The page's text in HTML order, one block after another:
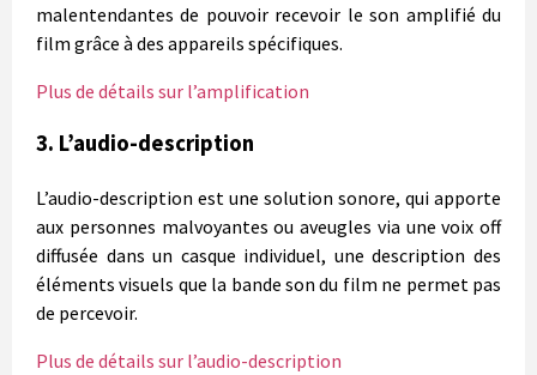
malentendantes de pouvoir recevoir le son amplifié du
film grâce à des appareils spécifiques.
Plus de détails sur l’amplification
3. L’audio-description
L’audio-description est une solution sonore, qui apporte
aux personnes malvoyantes ou aveugles via une voix off
diffusée dans un casque individuel, une description des
éléments visuels que la bande son du film ne permet pas
de percevoir.
Plus de détails sur l’audio-description